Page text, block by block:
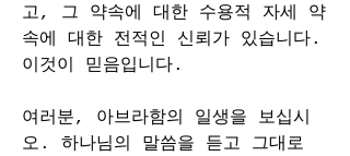
고, 그 약속에 대한 수용적 자세 약
속에 대한 전적인 신뢰가 있습니다.
이것이 믿음입니다.
여러분, 아브라함의 일생을 보십시
오. 하나님의 말씀을 듣고 그대로